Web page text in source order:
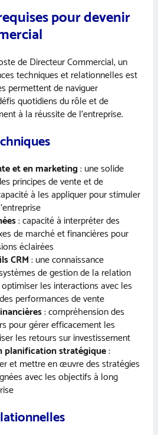
pour devenir
de Directeur Commercial, un
techniques et relationnelles est
permettent de naviguer
quotidiens du rôle et de
à la réussite de l’entreprise.
et en marketing: une solide
principes de vente et de
à les appliquer pour stimuler
: capacité à interpréter des
de marché et financières pour
éclairées
CRM: une connaissance
de gestion de la relation
les interactions avec les
performances de vente
: compréhension des
pour gérer efficacement les
les retours sur investissement
planification stratégique:
et mettre en œuvre des stratégies
avec les objectifs à long